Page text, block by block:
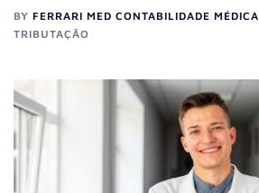
BY FERRARI MED CONTABILIDADE MÉDICA
TRIBUTAÇÃO